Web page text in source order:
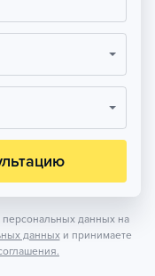
данных на
данных и принимаете